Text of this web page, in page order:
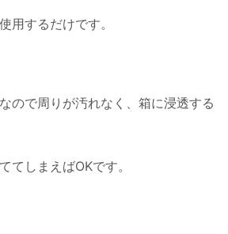
用するだけです。
ので周りが汚れなく、箱に浸透する
てしまえばOKです。